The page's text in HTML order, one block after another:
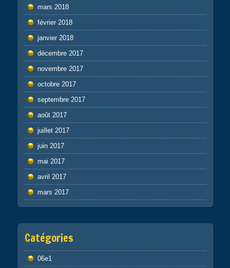
mars 2018
février 2018
janvier 2018
décembre 2017
novembre 2017
octobre 2017
septembre 2017
août 2017
juillet 2017
juin 2017
mai 2017
avril 2017
mars 2017
Catégories
06e1